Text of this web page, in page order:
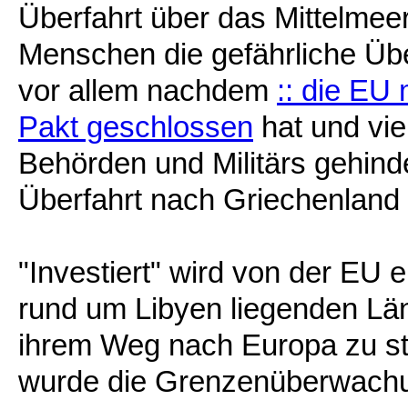
Überfahrt über das
Menschen die gefährliche
vor allem nachdem :: die EU
Pakt geschlossen hat und
Behörden und Militärs
Überfahrt nach
"Investiert" wird von der EU
rund um Libyen liegenden
ihrem Weg nach Europa zu
wurde die